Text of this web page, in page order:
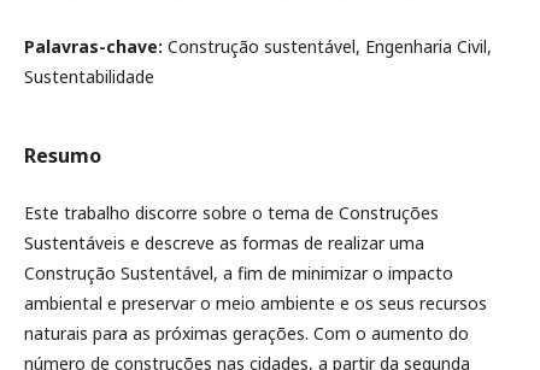
Palavras-chave: Construção sustentável, Engenharia Civil,
Sustentabilidade
Resumo
Este trabalho discorre sobre o tema de Construções
Sustentáveis e descreve as formas de realizar uma
Construção Sustentável, a fim de minimizar o impacto
ambiental e preservar o meio ambiente e os seus recursos
naturais para as próximas gerações. Com o aumento do
número de construções nas cidades, a partir da segunda